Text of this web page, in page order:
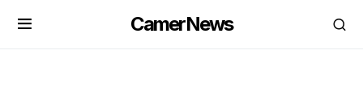
CamerNews